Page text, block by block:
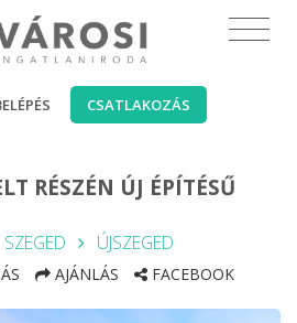
CSATLAKOZÁS
RÉSZÉN ÚJ ÉPÍTÉSŰ
SZEGED ÚJSZEGED
AJÁNLÁS FACEBOOK